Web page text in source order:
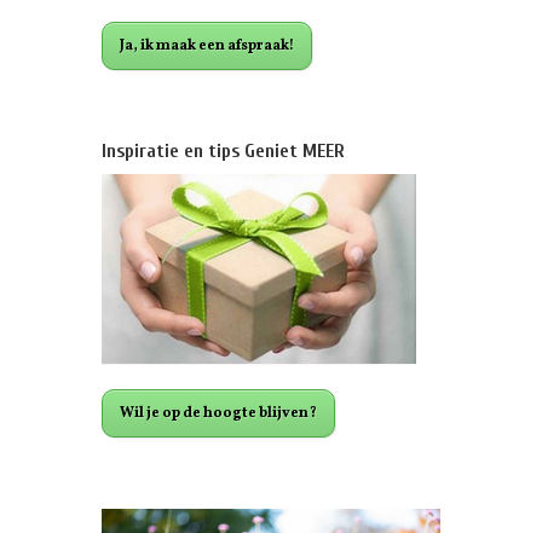
Ja, ik maak een afspraak!
Inspiratie en tips Geniet MEER
Wil je op de hoogte blijven?